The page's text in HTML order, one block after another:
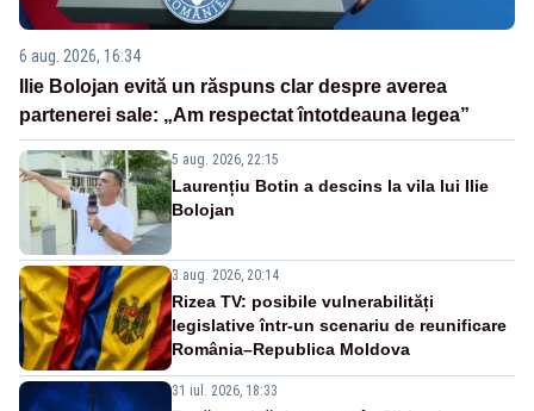
6 aug. 2026, 16:34
Ilie Bolojan evită un răspuns clar despre averea
partenerei sale: „Am respectat întotdeauna legea”
5 aug. 2026, 22:15
Laurențiu Botin a descins la vila lui Ilie
Bolojan
3 aug. 2026, 20:14
Rizea TV: posibile vulnerabilități
legislative într-un scenariu de reunificare
România–Republica Moldova
31 iul. 2026, 18:33